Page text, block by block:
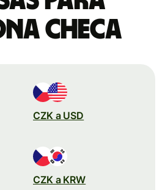
checa
CZK a USD
CZK a KRW